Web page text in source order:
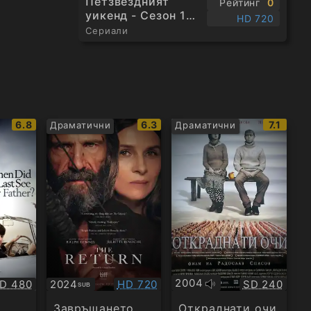
уикенд - Сезон 1
Епизод 1
Сериали
Рейтинг
0
HD 720
IMDb
рейтинг:
6.8
480
Драматични
IMDb
рейтинг:
6.3
2024SUB
Субтитри Качество:
HD 720
Драматични
IMDb
7.1
2004
Оригинално
аудио
Качество:
SD 240